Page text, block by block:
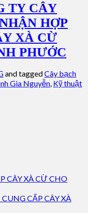
TY CÂY
HỢP
XÀ CỪ
PHƯỚC
and taggedCây bạch
Gia Nguyễn, Kỹ thuật
CÂY XÀ CỪ CHO
CẤP CÂY XÀ